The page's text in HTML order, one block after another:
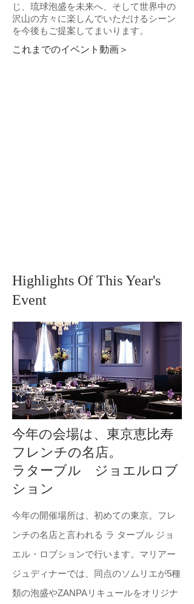
じ、琉球泡盛を未来へ、そして世界中の
沢山の方々に楽しんでいただけるシーン
を今後もご提案してまいります。
これまでのイベント動画＞
Highlights Of This Year's
Event
今年の会場は、東京恵比寿
フレンチの名店。
ラターブル ジョエルロブ
ション
今年の開催場所は、初めての東京。フレ
ンチの名店と言われる ラ ターブル ジョ
エル・ロブションで行います。マリアー
ジュディナーでは、同点のソムリエが5種
類の泡盛やZANPAリキュールをオリジナ